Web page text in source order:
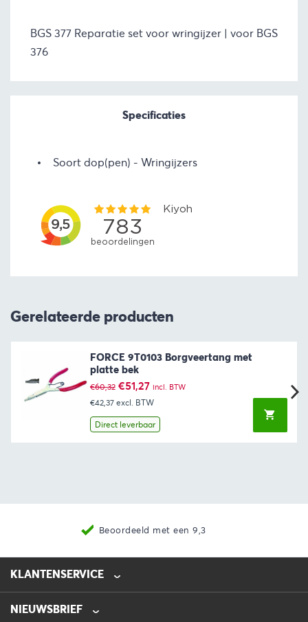
BGS 377 Reparatie set voor wringijzer | voor BGS
376
Specificaties
Soort dop(pen) Wringijzers
Gerelateerde producten
FORCE 9T0103 Borgveertang met
platte bek
€60,32 Oorspronkelijke
prijs
was:
€60,32.
€51,27Huidige
prijs
is:
€51,27.
incl. BTW
€42,37 excl. BTW
Direct leverbaar
Beoordeeld met een 9,3
KLANTENSERVICE
0475-218632
NIEUWSBRIEF